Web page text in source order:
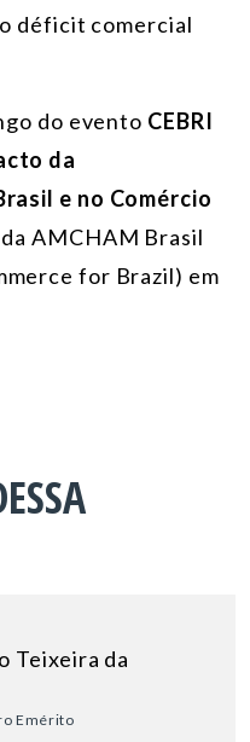
déficit comercial
do evento CEBRI
da
e no Comércio
AMCHAM Brasil
for Brazil) em
Teixeira da
Emérito